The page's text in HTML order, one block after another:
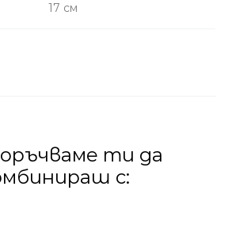
17 см
ти да
с: